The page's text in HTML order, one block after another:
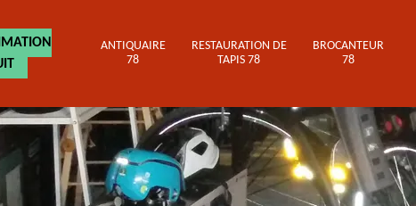
ANTIQUAIRE
78
RESTAURATION DE
TAPIS 78
BROCANTEUR
78